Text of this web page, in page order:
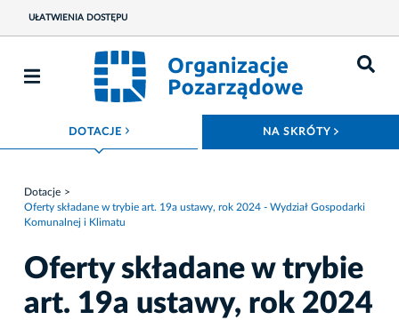
UŁATWIENIA DOSTĘPU
DOTACJE ROZWIŃ MENU NA SKRÓTY
Dotacje
Oferty składane w trybie art. 19a ustawy, rok 2024 - Wydział Gospodarki
Komunalnej i Klimatu
Oferty składane w trybie
art. 19a ustawy, rok 2024